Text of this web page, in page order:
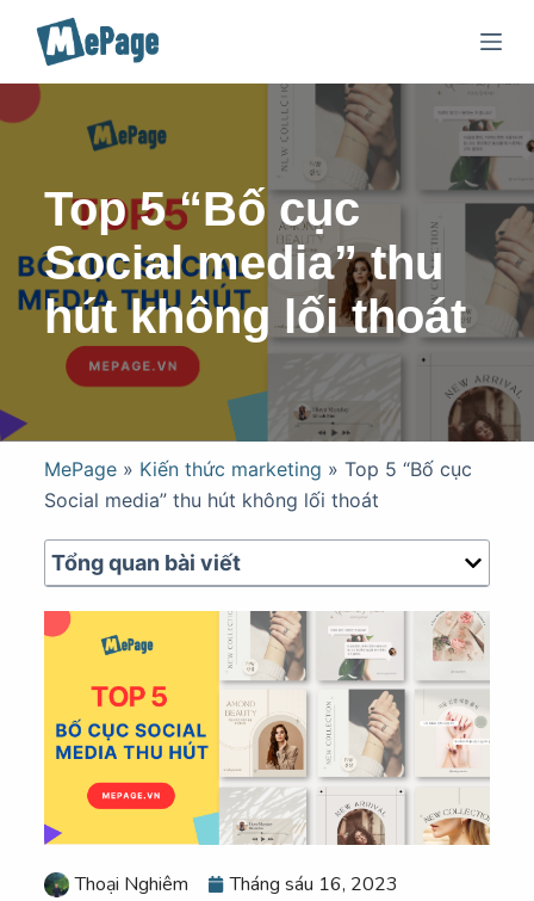
C
u
y
n
p
n
Top 5 “Bố cục
Social media” thu
hút không lối thoát
MePage» Kiến thức marketing » Top 5 “Bố cục
Social media” thu hút không lối thoát
Tổng quan bài viết
Thoại Nghiêm
Tháng sáu 16, 2023